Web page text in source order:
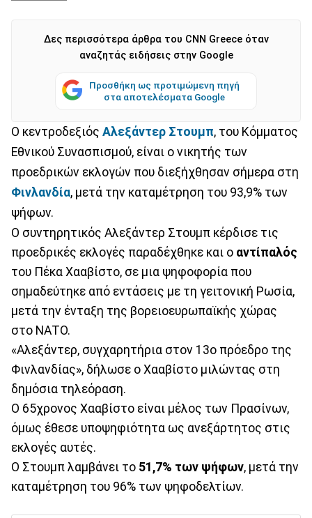
Δες περισσότερα άρθρα του CNN Greece όταν
αναζητάς ειδήσεις στην Google
Προσθήκη ως προτιμώμενη πηγή
στα αποτελέσματα Google
Ο κεντροδεξιός Αλεξάντερ Στουμπ, του Κόμματος
Εθνικού Συνασπισμού, είναι ο νικητής των
προεδρικών εκλογών που διεξήχθησαν σήμερα στη
Φινλανδία, μετά την καταμέτρηση του 93,9% των
ψήφων.
Ο συντηρητικός Αλεξάντερ Στουμπ κέρδισε τις
προεδρικές εκλογές παραδέχθηκε και ο αντίπαλός
του Πέκα Χααβίστο, σε μια ψηφοφορία που
σημαδεύτηκε από εντάσεις με τη γειτονική Ρωσία,
μετά την ένταξη της βορειοευρωπαϊκής χώρας
στο ΝΑΤΟ.
«Αλεξάντερ, συγχαρητήρια στον 13ο πρόεδρο της
Φινλανδίας», δήλωσε ο Χααβίστο μιλώντας στη
δημόσια τηλεόραση.
Ο 65χρονος Χααβίστο είναι μέλος των Πρασίνων,
όμως έθεσε υποψηφιότητα ως ανεξάρτητος στις
εκλογές αυτές.
Ο Στουμπ λαμβάνει το 51,7% των ψήφων, μετά την
καταμέτρηση του 96% των ψηφοδελτίων.